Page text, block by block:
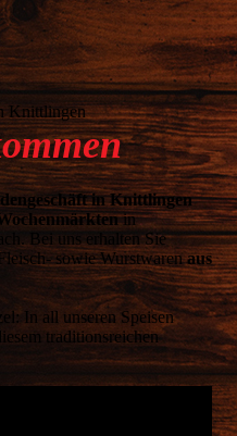
Knittlingen
in Knittlingen
in
Bei uns erhalten Sie
sowie Wurstwarenaus
In all unseren Speisen
traditionsreichen